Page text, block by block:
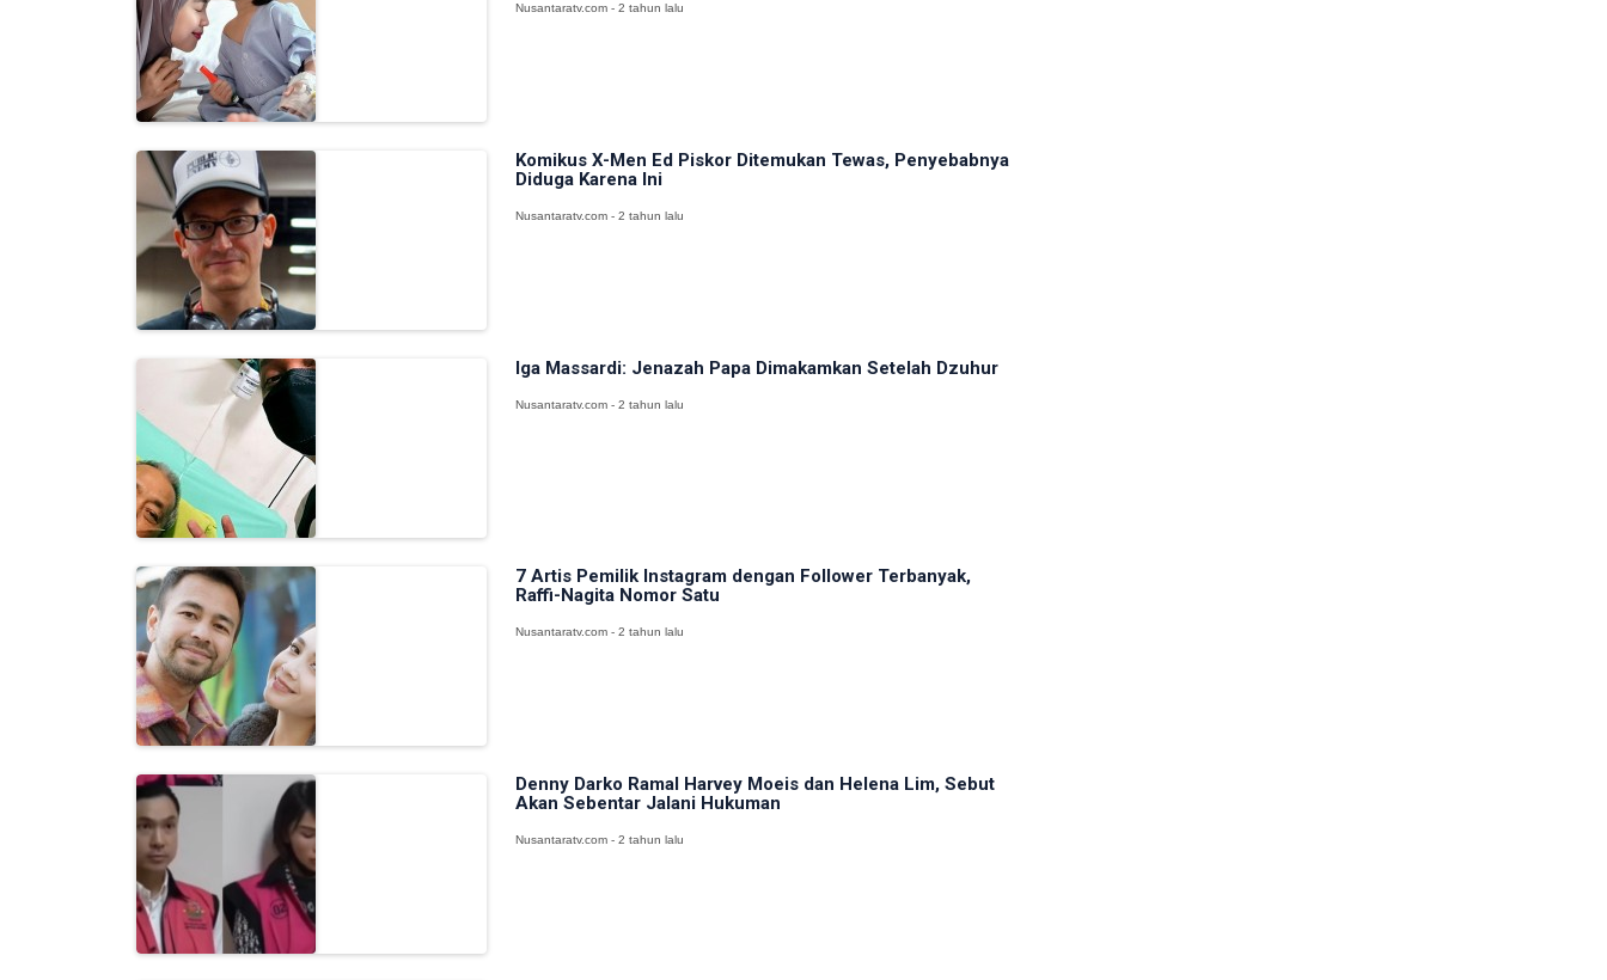
Nusantaratv.com - 2 tahun lalu
Komikus X-Men Ed Piskor Ditemukan Tewas, Penyebabnya
Diduga Karena Ini
Nusantaratv.com - 2 tahun lalu
Iga Massardi: Jenazah Papa Dimakamkan Setelah Dzuhur
Nusantaratv.com - 2 tahun lalu
7 Artis Pemilik Instagram dengan Follower Terbanyak,
Raffi-Nagita Nomor Satu
Nusantaratv.com - 2 tahun lalu
Denny Darko Ramal Harvey Moeis dan Helena Lim, Sebut
Akan Sebentar Jalani Hukuman
Nusantaratv.com - 2 tahun lalu